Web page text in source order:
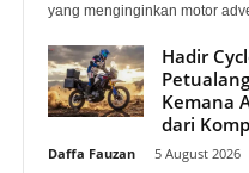
yang menginginkan motor
Hadir
Kemana
dari
Daffa Fauzan 5 August 2026